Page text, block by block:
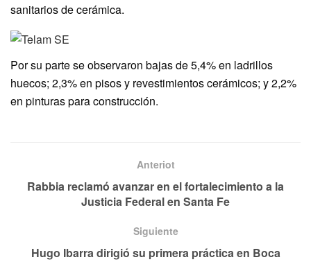
sanitarios de cerámica.
Por su parte se observaron bajas de 5,4% en ladrillos
huecos; 2,3% en pisos y revestimientos cerámicos; y 2,2%
en pinturas para construcción.
Anteriot
Rabbia reclamó avanzar en el fortalecimiento a la
Justicia Federal en Santa Fe
Siguiente
Hugo Ibarra dirigió su primera práctica en Boca